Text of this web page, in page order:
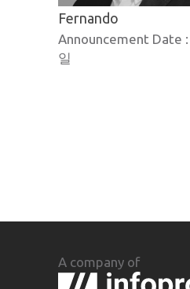
Fernando
Announcement Date :
일
A company of